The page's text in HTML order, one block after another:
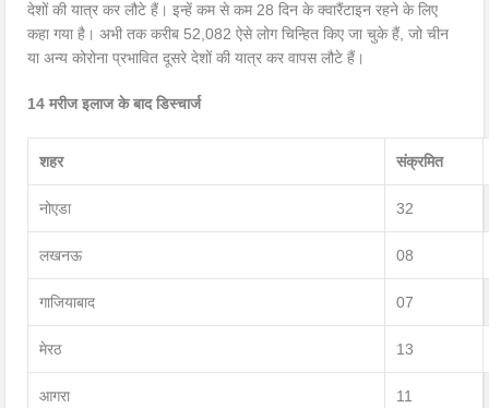
देशों की यात्र कर लौटे हैं। इन्हें कम से कम 28 दिन के क्वारैंटाइन रहने के लिए
कहा गया है। अभी तक करीब 52,082 ऐसे लोग चिन्हित किए जा चुके हैं, जो चीन
या अन्य कोरोना प्रभावित दूसरे देशों की यात्र कर वापस लौटे हैं।
14 मरीज इलाज के बाद डिस्चार्ज
शहर संक्रमित
नोएडा 32
लखनऊ 08
गाजियाबाद 07
मेरठ 13
आगरा 11